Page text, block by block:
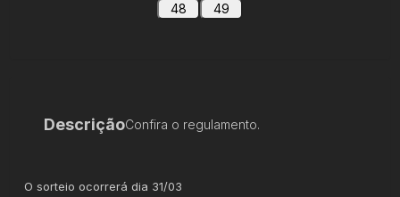
48
49
DescriçãoConfira o regulamento.
O sorteio ocorrerá dia 31/03